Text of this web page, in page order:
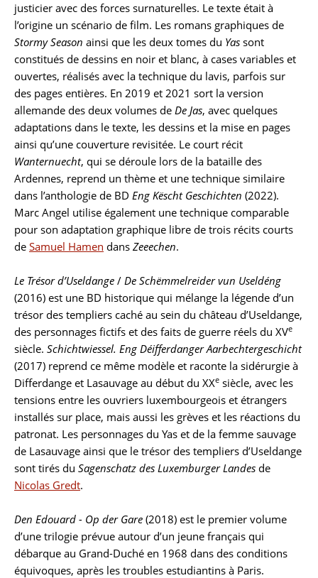
justicier avec des forces surnaturelles. Le texte était à
l’origine un scénario de film. Les romans graphiques de
Stormy Season ainsi que les deux tomes du Yas sont
constitués de dessins en noir et blanc, à cases variables et
ouvertes, réalisés avec la technique du lavis, parfois sur
des pages entières. En 2019 et 2021 sort la version
allemande des deux volumes de De Jas, avec quelques
adaptations dans le texte, les dessins et la mise en pages
ainsi qu’une couverture revisitée. Le court récit
Wanternuecht, qui se déroule lors de la bataille des
Ardennes, reprend un thème et une technique similaire
dans l’anthologie de BD Eng Këscht Geschichten (2022).
Marc Angel utilise également une technique comparable
pour son adaptation graphique libre de trois récits courts
de Samuel Hamen dans Zeeechen.
Le Trésor d’Useldange / De Schëmmelreider vun Useldéng
(2016) est une BD historique qui mélange la légende d’un
trésor des templiers caché au sein du château d’Useldange,
des personnages fictifs et des faits de guerre réels du XVe
siècle. Schichtwiessel. Eng Déifferdanger Aarbechtergeschicht
(2017) reprend ce même modèle et raconte la sidérurgie à
Differdange et Lasauvage au début du XXe siècle, avec les
tensions entre les ouvriers luxembourgeois et étrangers
installés sur place, mais aussi les grèves et les réactions du
patronat. Les personnages du Yas et de la femme sauvage
de Lasauvage ainsi que le trésor des templiers d’Useldange
sont tirés du Sagenschatz des Luxemburger Landes de
Nicolas Gredt.
Den Edouard - Op der Gare (2018) est le premier volume
d’une trilogie prévue autour d’un jeune français qui
débarque au Grand-Duché en 1968 dans des conditions
équivoques, après les troubles estudiantins à Paris.